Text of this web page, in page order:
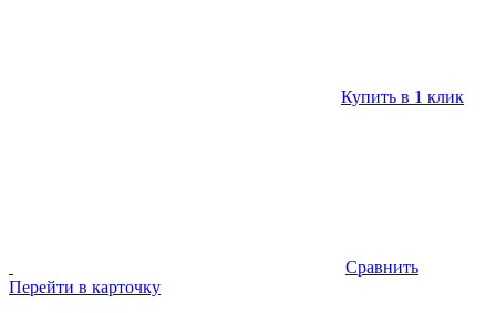
Купить в 1 клик
Сравнить
Перейти в карточку